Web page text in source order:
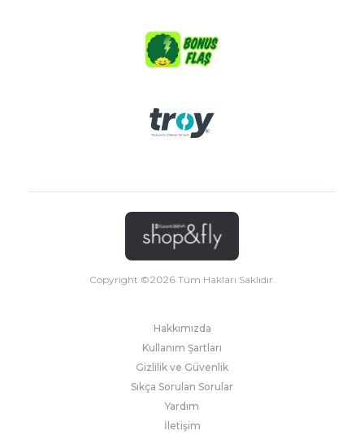
Copyright ©2026Tüm Hakları Saklıdır.
Hakkımızda
Kullanım Şartları
Gizlilik ve Güvenlik
Sıkça Sorulan Sorular
Yardım
İletişim